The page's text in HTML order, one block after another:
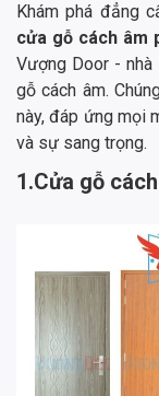
Khám phá đẳng
cửa gỗ cách âm
Vượng Door -
gỗ cách âm.
này, đáp ứng mọi
và sự sang trọng.
1.Cửa gỗ